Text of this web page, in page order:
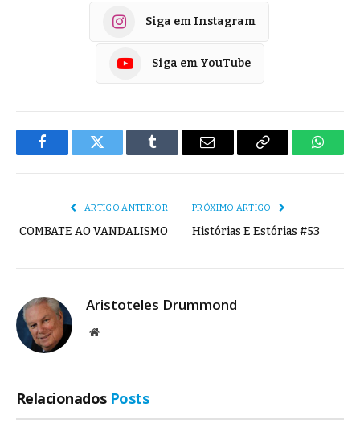
Siga em Instagram
Siga em YouTube
FacebookTwitter Tumblr
E-
Copiar
ARTIGO ANTERIOR
COMBATE AO VANDALISMO
PRÓXIMO ARTIGO
Histórias E Estórias #53
Aristoteles Drummond
Site
Relacionados Posts